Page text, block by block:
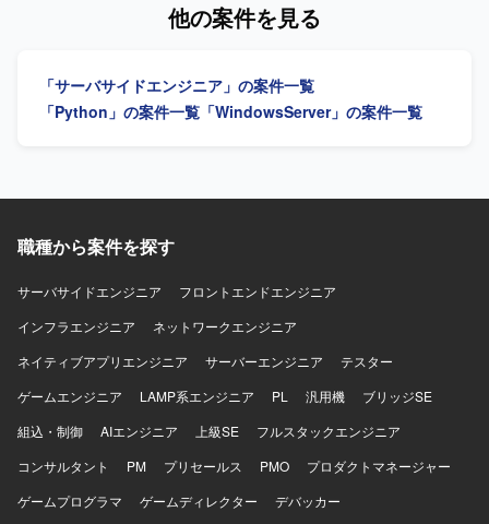
他の案件を見る
「サーバサイドエンジニア」の案件一覧
「Python」の案件一覧 「WindowsServer」の案件一覧
職種から案件を探す
サーバサイドエンジニア
フロントエンドエンジニア
インフラエンジニア
ネットワークエンジニア
ネイティブアプリエンジニア
サーバーエンジニア
テスター
ゲームエンジニア
LAMP系エンジニア PL 汎用機
ブリッジSE
組込・制御
AIエンジニア 上級SE
フルスタックエンジニア
コンサルタント
PM プリセールス PMO
プロダクトマネージャー
ゲームプログラマ
ゲームディレクター
デバッカー